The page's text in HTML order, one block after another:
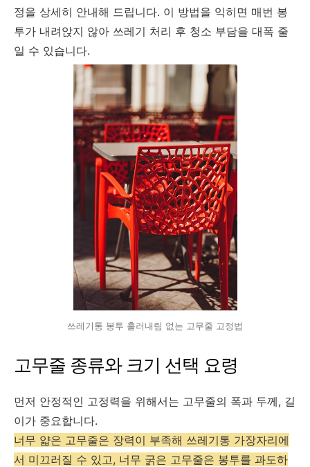
정을 상세히 안내해 드립니다. 이 방법을 익히면 매번 봉
투가 내려앉지 않아 쓰레기 처리 후 청소 부담을 대폭 줄
일 수 있습니다.
쓰레기통 봉투 흘러내림 없는 고무줄 고정법
고무줄 종류와 크기 선택 요령
먼저 안정적인 고정력을 위해서는 고무줄의 폭과 두께, 길
이가 중요합니다.
너무 얇은 고무줄은 장력이 부족해 쓰레기통 가장자리에
서 미끄러질 수 있고, 너무 굵은 고무줄은 봉투를 과도하